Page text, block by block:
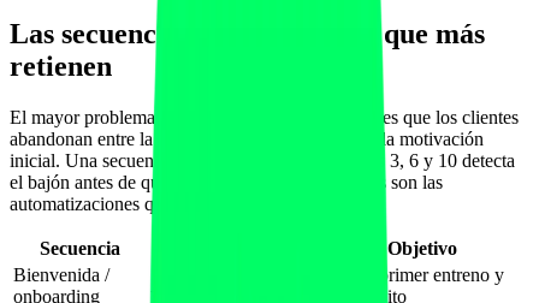
Las secuencias automatizadas que más
retienen
El mayor problema de ingresos de un entrenador es que los clientes
abandonan entre la semana 4 y la 8, cuando baja la motivación
inicial. Una secuencia de check-in en las semanas 3, 6 y 10 detecta
el bajón antes de que el cliente desaparezca. Estas son las
automatizaciones que más impacto tienen:
Secuencia
Objetivo
Bienvenida /
onboarding
Activar primer entreno y
crear hábito